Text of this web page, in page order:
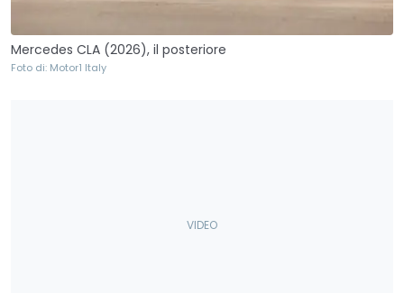
Mercedes CLA (2026), il posteriore
Foto di: Motor1 Italy